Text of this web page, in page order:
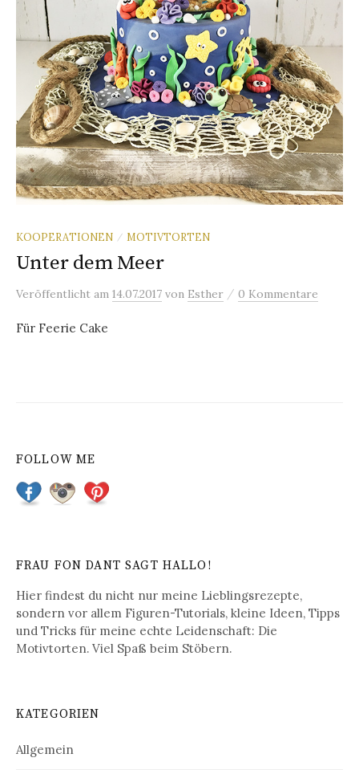
KOOPERATIONEN / MOTIVTORTEN
Unter dem Meer
Veröffentlicht am 14.07.2017 von Esther / 0 Kommentare
Für Feerie Cake
FOLLOW ME
FRAU FON DANT SAGT HALLO!
Hier findest du nicht nur meine Lieblingsrezepte,
sondern vor allem Figuren-Tutorials, kleine Ideen, Tipps
und Tricks für meine echte Leidenschaft: Die
Motivtorten. Viel Spaß beim Stöbern.
KATEGORIEN
Allgemein